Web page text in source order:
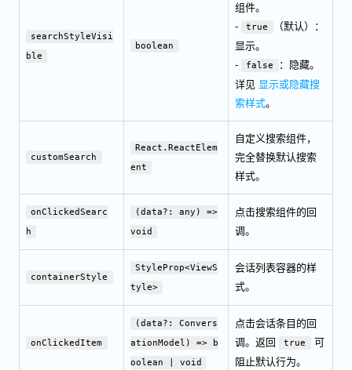
searchStyleVisi
ble
boolean
组件。
-
true
（默认）：
显示。
-
false
：隐藏。
详见 显示或隐藏搜
索样式。
customSearch
React.ReactElem
ent
自定义搜索组件，
完全替换默认搜索
样式。
onClickedSearc
h
(data?: any) =>
void
点击搜索组件的回
调。
containerStyle
StyleProp<ViewS
tyle>
会话列表容器的样
式。
onClickedItem
(data?: Convers
ationModel) => b
oolean | void
点击会话条目的回
调。返回
true
可
阻止默认行为。